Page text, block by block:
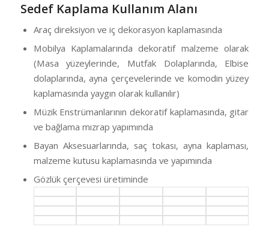
Sedef Kaplama Kullanım Alanı
Araç direksiyon ve iç dekorasyon kaplamasında
Mobilya Kaplamalarında dekoratif malzeme olarak
(Masa yüzeylerinde, Mutfak Dolaplarında, Elbise
dolaplarında, ayna çerçevelerinde ve komodin yüzey
kaplamasında yaygın olarak kullanılır)
Müzik Enstrümanlarının dekoratif kaplamasında, gitar
ve bağlama mızrap yapımında
Bayan Aksesuarlarında, saç tokası, ayna kaplaması,
malzeme kutusu kaplamasında ve yapımında
Gözlük çerçevesi üretiminde